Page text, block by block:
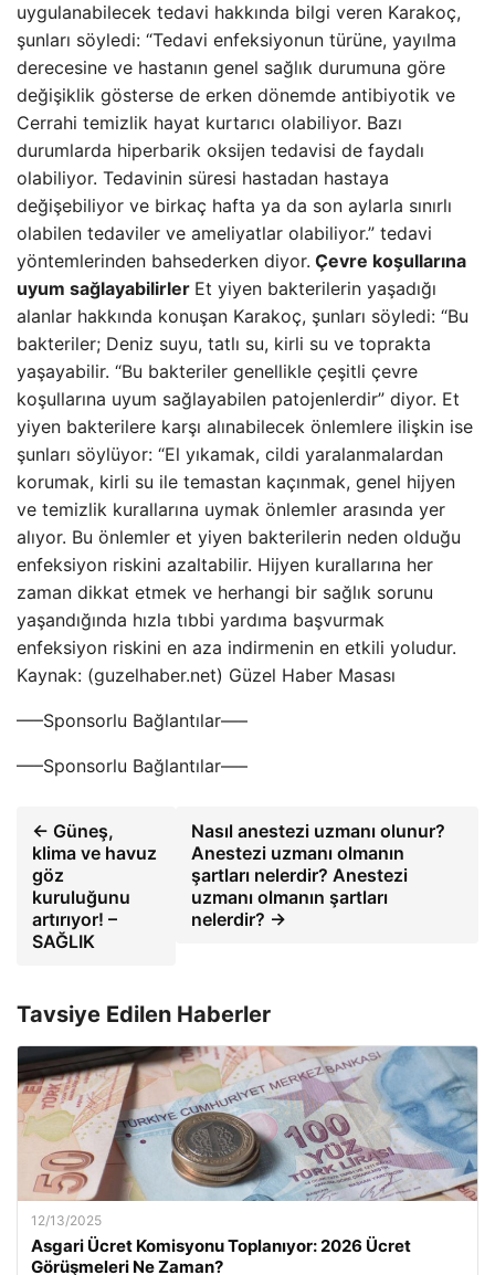
uygulanabilecek tedavi hakkında bilgi veren Karakoç,
şunları söyledi: “Tedavi enfeksiyonun türüne, yayılma
derecesine ve hastanın genel sağlık durumuna göre
değişiklik gösterse de erken dönemde antibiyotik ve
Cerrahi temizlik hayat kurtarıcı olabiliyor. Bazı
durumlarda hiperbarik oksijen tedavisi de faydalı
olabiliyor. Tedavinin süresi hastadan hastaya
değişebiliyor ve birkaç hafta ya da son aylarla sınırlı
olabilen tedaviler ve ameliyatlar olabiliyor.” tedavi
yöntemlerinden bahsederken diyor. Çevre koşullarına
uyum sağlayabilirler Et yiyen bakterilerin yaşadığı
alanlar hakkında konuşan Karakoç, şunları söyledi: “Bu
bakteriler; Deniz suyu, tatlı su, kirli su ve toprakta
yaşayabilir. “Bu bakteriler genellikle çeşitli çevre
koşullarına uyum sağlayabilen patojenlerdir” diyor. Et
yiyen bakterilere karşı alınabilecek önlemlere ilişkin ise
şunları söylüyor: “El yıkamak, cildi yaralanmalardan
korumak, kirli su ile temastan kaçınmak, genel hijyen
ve temizlik kurallarına uymak önlemler arasında yer
alıyor. Bu önlemler et yiyen bakterilerin neden olduğu
enfeksiyon riskini azaltabilir. Hijyen kurallarına her
zaman dikkat etmek ve herhangi bir sağlık sorunu
yaşandığında hızla tıbbi yardıma başvurmak
enfeksiyon riskini en aza indirmenin en etkili yoludur.
Kaynak: (guzelhaber.net) Güzel Haber Masası
—–Sponsorlu Bağlantılar—–
—–Sponsorlu Bağlantılar—–
← Güneş,
klima ve havuz
göz
kuruluğunu
artırıyor! –
SAĞLIK
Nasıl anestezi uzmanı olunur?
Anestezi uzmanı olmanın
şartları nelerdir? Anestezi
uzmanı olmanın şartları
nelerdir? →
Tavsiye Edilen Haberler
12/13/2025
Asgari Ücret Komisyonu Toplanıyor: 2026 Ücret
Görüşmeleri Ne Zaman?